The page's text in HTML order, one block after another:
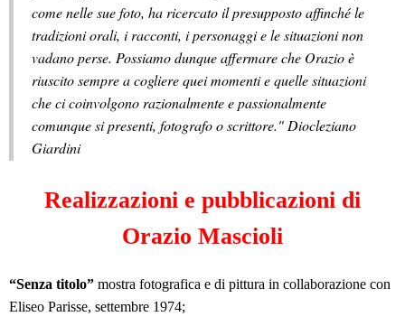
come nelle sue foto, ha ricercato il presupposto affinché le
tradizioni orali, i racconti, i personaggi e le situazioni non
vadano perse. Possiamo dunque affermare che Orazio è
riuscito sempre a cogliere quei momenti e quelle situazioni
che ci coinvolgono razionalmente e passionalmente
comunque si presenti, fotografo o scrittore." Diocleziano
Giardini
Realizzazioni e pubblicazioni di
Orazio Mascioli
“Senza titolo” mostra fotografica e di pittura in collaborazione con
Eliseo Parisse, settembre 1974;